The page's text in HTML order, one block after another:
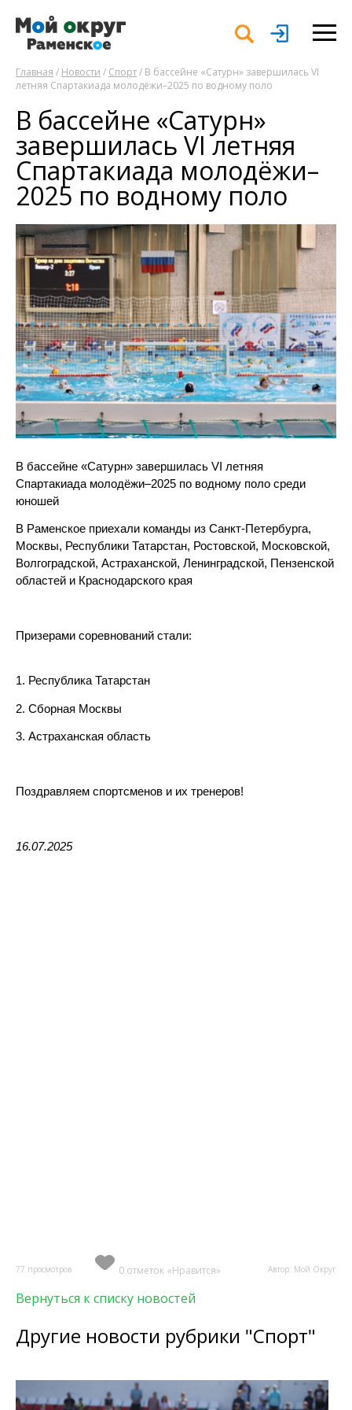
Главная / Новости / Спорт/ В бассейне «Сатурн» завершилась VI
летняя Спартакиада молодёжи–2025 по водному поло
В бассейне «Сатурн»
завершилась VI летняя
Спартакиада молодёжи–
2025 по водному поло
В бассейне «Сатурн» завершилась VI летняя
Спартакиада молодёжи–2025 по водному поло среди
юношей
В Раменское приехали команды из Санкт-Петербурга,
Москвы, Республики Татарстан, Ростовской, Московской,
Волгоградской, Астраханской, Ленинградской, Пензенской
областей и Краснодарского края
Призерами соревнований стали:
1. Республика Татарстан
2. Сборная Москвы
3. Астраханская область
Поздравляем спортсменов и их тренеров!
16.07.2025
77 просмотров 0 отметок «Нравится» Автор: Мой Округ
Вернуться к списку новостей
Другие новости рубрики "Спорт"